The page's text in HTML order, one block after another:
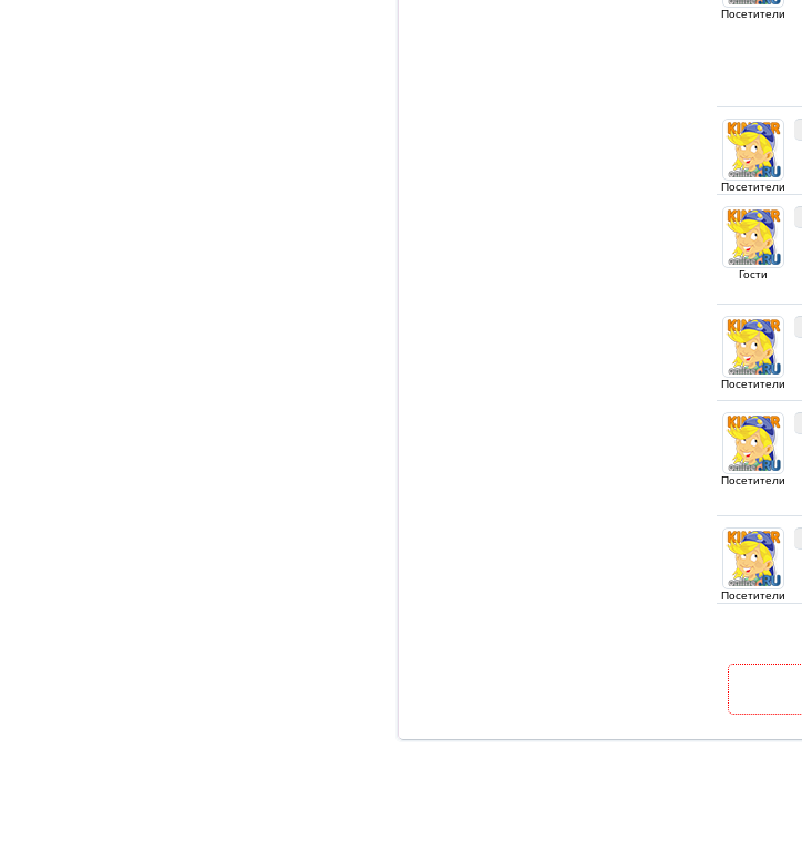
Посетители
Посетители
Гости
Посетители
Посетители
Посетители